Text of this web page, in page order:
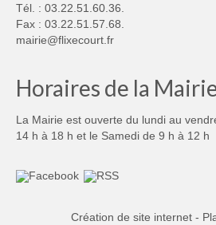
Tél. : 03.22.51.60.36.
Fax : 03.22.51.57.68.
mairie@flixecourt.fr
Horaires de la
La Mairie est ouverte du lundi au
14 h à 18 h et le Samedi de 9 h à 12 h
Création de site internet -